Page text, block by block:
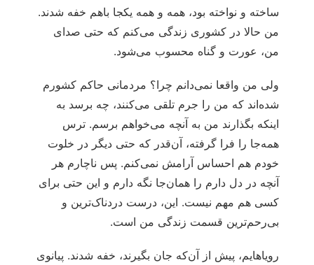
ساخته و نواخته بود، همه و همه یکجا باهم خفه شدند.
من حالا در کشوری زندگی می‌کنم که حتی صدای
من، عورت و گناه محسوب می‌شود.
ولی من واقعا نمی‌دانم چرا؟ مردمانی حاکم کشورم
شده‌اند که من را جرم تلقی می‌کنند، چه برسد به
اینکه بگذارند من به آنچه می‌خواهم برسم. ترس
همه‌جا را فرا گرفته، آن‌قدر که حتی دیگر در خلوت
خودم هم احساس آرامش نمی‌کنم. پس ناچارم هر
آنچه در دل دارم را همان‌جا نگه دارم و این حتی برای
کسی هم مهم نیست. این، درست دردناک‌ترین و
بی‌رحم‌ترین قسمت زندگی من است.
رویاهایم، پیش از آن‌که جان بگیرند، خفه شدند. پیانوی